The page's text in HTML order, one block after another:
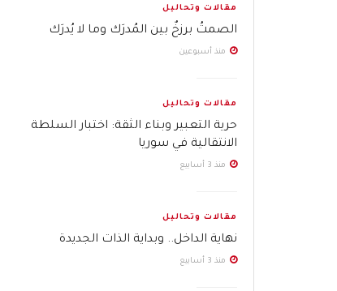
مقالات وتحاليل
الصمتُ برزخٌ بين المُدرَك وما لا يُدرَك
منذ أسبوعين
مقالات وتحاليل
حرية التعبير وبناء الثقة: اختبار السلطة
الانتقالية في سوريا
منذ 3 أسابيع
مقالات وتحاليل
نهاية الداخل.. وبداية الذات الجديدة
منذ 3 أسابيع